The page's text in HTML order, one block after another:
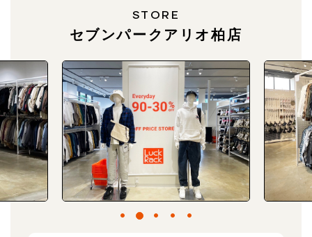
STORE
セブンパークアリオ柏店